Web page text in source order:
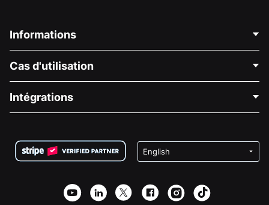
Informations
À propos de nous
Carrières
Confidentialité
Partenariat d'affiliation
Bibliothèque
Cas d'utilisation
Collecte de fonds médicale
Collecte de fonds caritative
Intégrations
Plugin de don Wix
Application de don Webflow
Don Joomla